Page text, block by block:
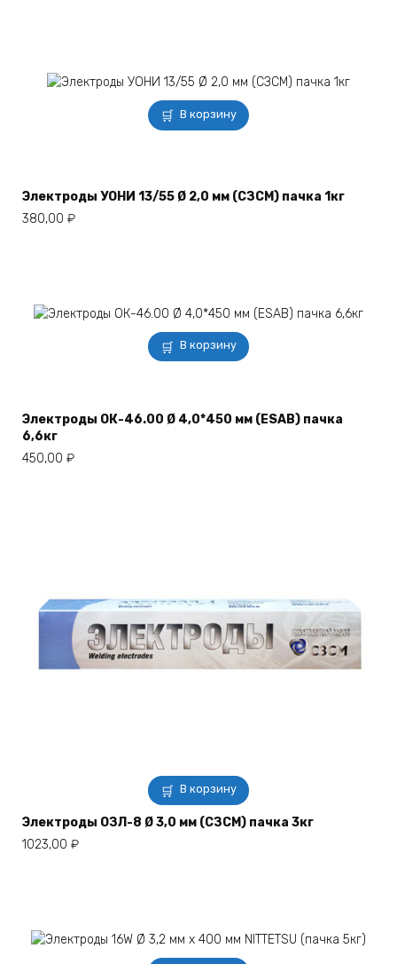
В корзину
Электроды УОНИ 13/55 Ø 2,0 мм (СЗСМ) пачка 1кг
380,00 ₽
В корзину
Электроды ОК-46.00 Ø 4,0*450 мм (ESAB) пачка
6,6кг
450,00 ₽
В корзину
Электроды ОЗЛ-8 Ø 3,0 мм (СЗСМ) пачка 3кг
1023,00 ₽